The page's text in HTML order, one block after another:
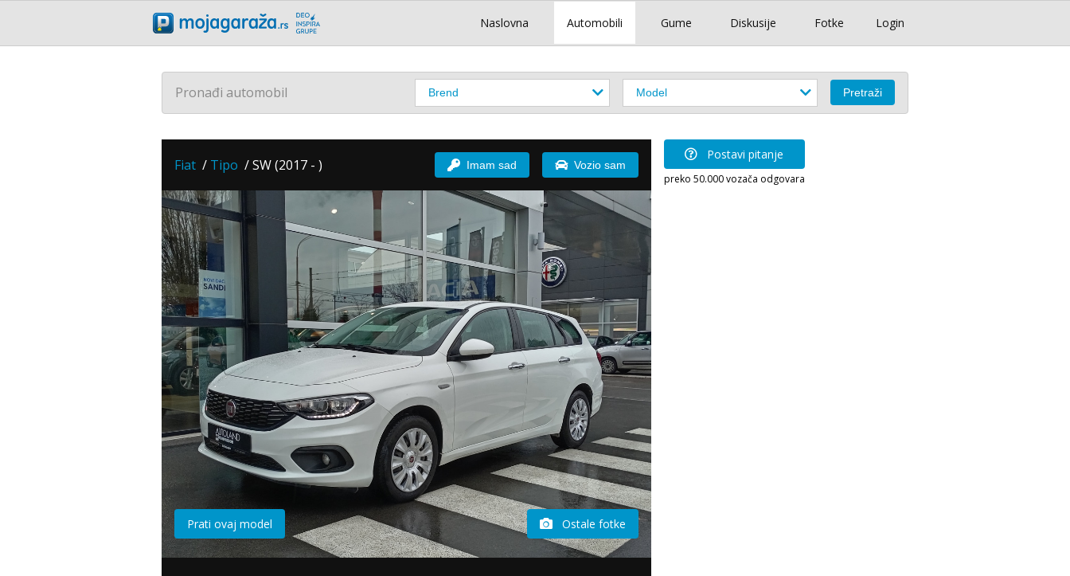
Login
Naslovna Automobili Gume Diskusije Fotke
Pronađi automobil
Fiat / Tipo /SW (2017 - ) Imam sad Vozio sam
Prati ovaj model Ostale fotke
Postavi pitanje
preko 50.000 vozača odgovara